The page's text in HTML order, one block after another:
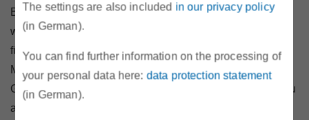
The settings are also included in our privacy policy
(in German).
You can find further information on the processing of
your personal data here:data protection statement
(in German).
Beispiel mit einer Photovoltaikanlage zum Erzeuger
werden, den generierten Strom speichern u.v.m., wird es
für diese
aktive Kundengruppe
in Zukunft noch mehr
Möglichkeiten geben, als Einzelpersonen oder als
Gemeinschaft („Energy Communities“), selbstbestimmt zu
agieren.